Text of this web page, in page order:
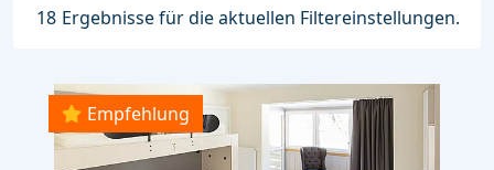
18 Ergebnisse für die aktuellen Filtereinstellungen.
Empfehlung